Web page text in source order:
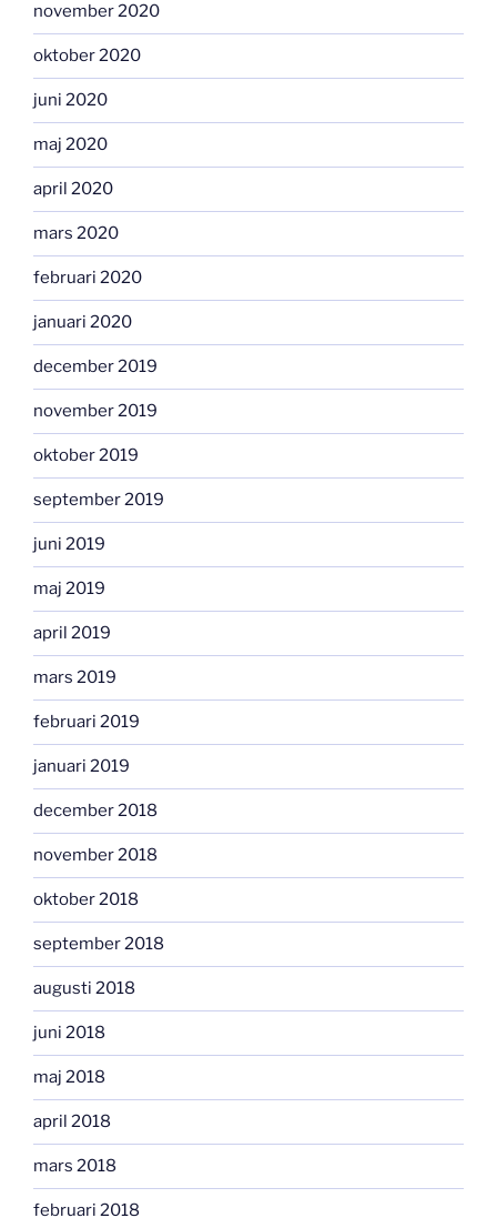
november 2020
oktober 2020
juni 2020
maj 2020
april 2020
mars 2020
februari 2020
januari 2020
december 2019
november 2019
oktober 2019
september 2019
juni 2019
maj 2019
april 2019
mars 2019
februari 2019
januari 2019
december 2018
november 2018
oktober 2018
september 2018
augusti 2018
juni 2018
maj 2018
april 2018
mars 2018
februari 2018